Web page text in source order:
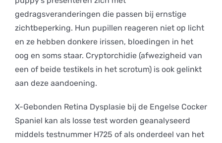
gedragsveranderingen die passen bij ernstige
zichtbeperking. Hun pupillen reageren niet op licht
en ze hebben donkere irissen, bloedingen in het
oog en soms staar. Cryptorchidie (afwezigheid van
een of beide testikels in het scrotum) is ook gelinkt
aan deze aandoening.
X-Gebonden Retina Dysplasie bij de Engelse Cocker
Spaniel kan als losse test worden geanalyseerd
middels testnummer H725 of als onderdeel van het